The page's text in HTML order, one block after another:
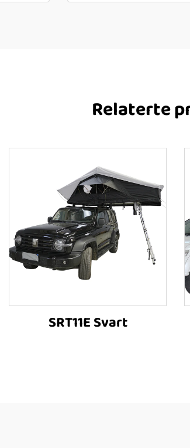
Relaterte
SRT11E Svart